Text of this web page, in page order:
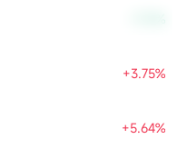
+3.75%
+5.64%